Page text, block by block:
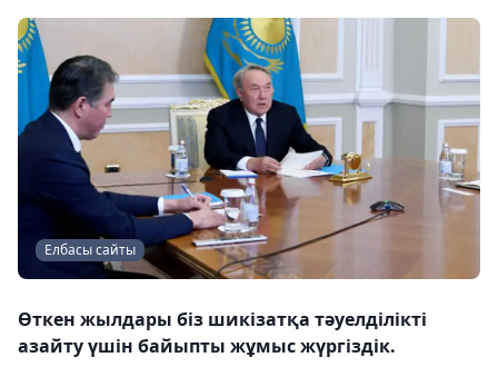
Елбасы сайты
Өткен жылдары біз шикізатқа тәуелділікті
азайту үшін байыпты жұмыс жүргіздік.